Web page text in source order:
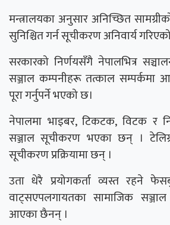
मन्त्रालयका अनुसार अनिच्छित
सुनिश्चित गर्न सूचीकरण अनिवार्य
सरकारको निर्णयसँगै नेपालभित्र
सञ्जाल कम्पनीहरू तत्काल सम्पर्कमा
पूरा गर्नुपर्ने भएको छ।
नेपालमा भाइबर, टिकटक, विटक र
सञ्जाल सूचीकरण भएका छन् ।
सूचीकरण प्रक्रियामा छन् ।
उता धेरै प्रयोगकर्ता व्यस्त रहने
वाट्सएपलगायतका सामाजिक सञ्जाल
आएका छैनन् ।